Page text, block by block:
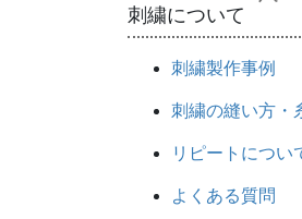
刺繍について
刺繍製作事例
刺繍の縫い方・
リピートについ
よくある質問